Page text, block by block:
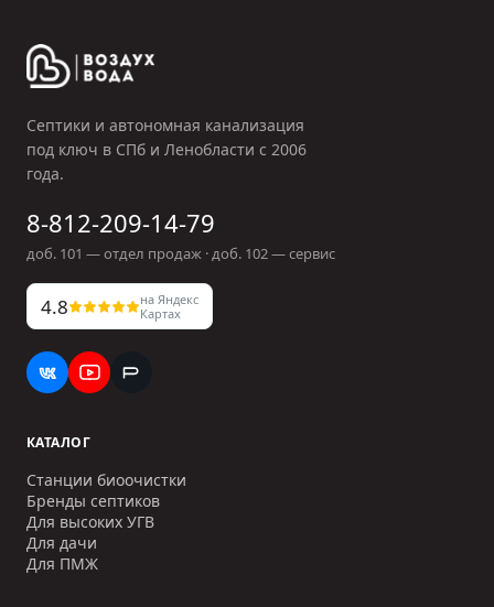
Септики и автономная канализация
под ключ в СПб и Ленобласти с 2006
года.
8-812-209-14-79
доб. 101 — отдел продаж · доб. 102— сервис
4.8
на Яндекс
Картах
КАТАЛОГ
Станции биоочистки
Бренды септиков
Для высоких УГВ
Для дачи
Для ПМЖ